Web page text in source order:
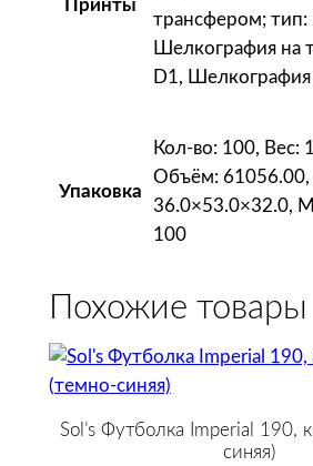
Принты
трансфером; тип:
Шелкография на
D1,
Упаковка
Кол-во: 100, Вес:
Объём:
36.0×53.0×32.0,
100
Похожие товары
Sol’s Футболка Imperial 190,
синяя)